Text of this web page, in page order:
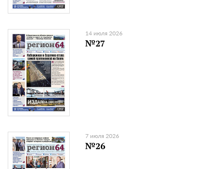
14 июля 2026
№27
7 июля 2026
№26